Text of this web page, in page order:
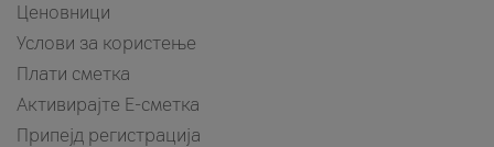
Ценовници
Услови за користење
Плати сметка
Активирајте Е-сметка
Припејд регистрација